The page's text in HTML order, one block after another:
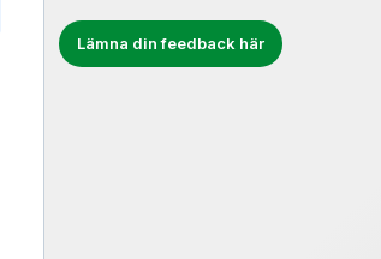
Lämna din feedback här